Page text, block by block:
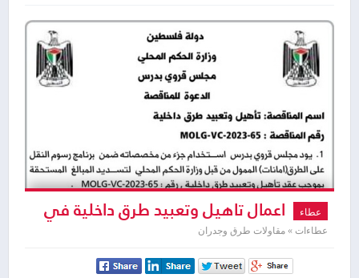
عطاء اعمال تاهيل وتعبيد طرق داخلية في
قرية بدرس
عطاءات » مقاولات طرق وجدران